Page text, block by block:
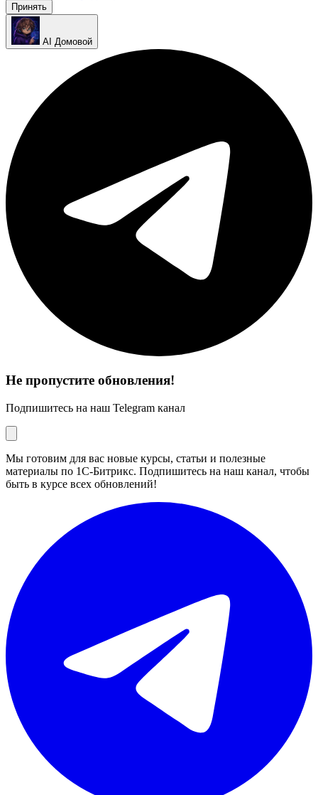
Принять
AI Домовой
Не пропустите обновления!
Подпишитесь на наш Telegram канал
Мы готовим для вас новые курсы, статьи и полезные
материалы по 1С-Битрикс. Подпишитесь на наш канал, чтобы
быть в курсе всех обновлений!